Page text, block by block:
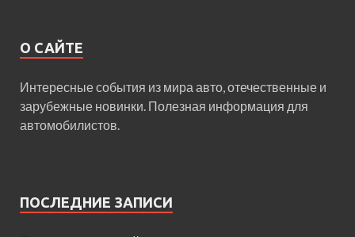
О САЙТЕ
Интересные события из мира авто, отечественные и
зарубежные новинки. Полезная информация для
автомобилистов.
ПОСЛЕДНИЕ ЗАПИСИ